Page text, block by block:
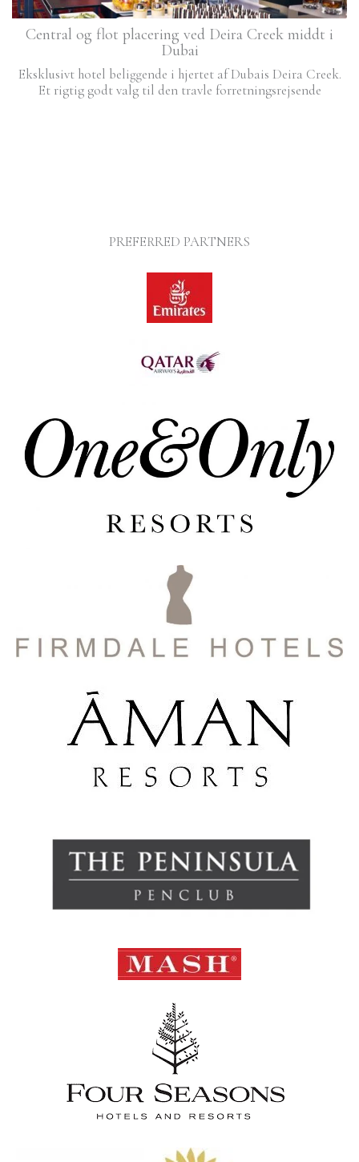
Central og flot placering ved Deira Creek middt i
Dubai
Eksklusivt hotel beliggende i hjertet af Dubais Deira Creek.
Et rigtig godt valg til den travle forretningsrejsende
PREFERRED PARTNERS